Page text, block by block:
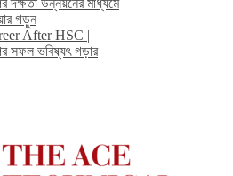
উন্নয়নের মাধ্যমে
গড়ুন
After HSC |
সফল ভবিষ্যৎ গড়ার